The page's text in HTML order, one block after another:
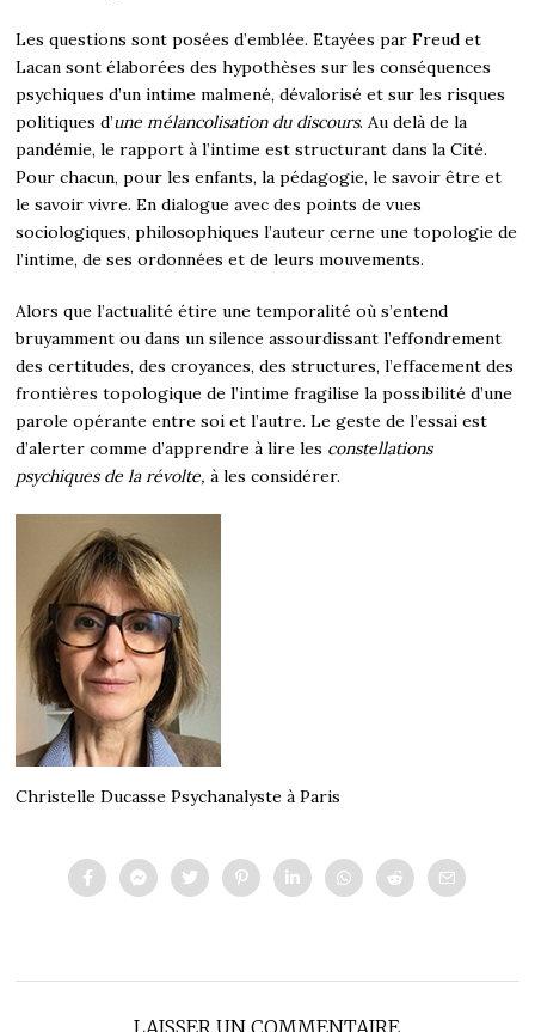
Les questions sont posées d’emblée. Etayées par Freud et
Lacan sont élaborées des hypothèses sur les conséquences
psychiques d’un intime malmené, dévalorisé et sur les risques
politiques d’une mélancolisation du discours. Au delà de la
pandémie, le rapport à l’intime est structurant dans la Cité.
Pour chacun, pour les enfants, la pédagogie, le savoir être et
le savoir vivre. En dialogue avec des points de vues
sociologiques, philosophiques l’auteur cerne une topologie de
l’intime, de ses ordonnées et de leurs mouvements.
Alors que l’actualité étire une temporalité où s’entend
bruyamment ou dans un silence assourdissant l’effondrement
des certitudes, des croyances, des structures, l’effacement des
frontières topologique de l’intime fragilise la possibilité d’une
parole opérante entre soi et l’autre. Le geste de l’essai est
d’alerter comme d’apprendre à lire les constellations
psychiques de la révolte,à les considérer.
Christelle Ducasse Psychanalyste à Paris
LAISSER UN COMMENTAIRE